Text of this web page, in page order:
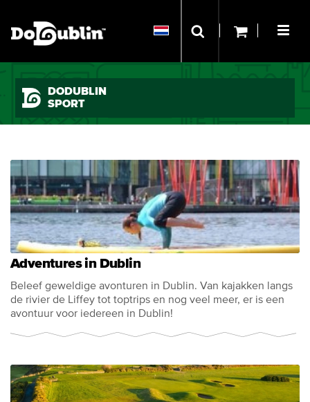
DODUBLIN
SPORT
Adventures in Dublin
Beleef geweldige avonturen in Dublin. Van kajakken langs
de rivier de Liffey tot toptrips en nog veel meer, er is een
avontuur voor iedereen in Dublin!